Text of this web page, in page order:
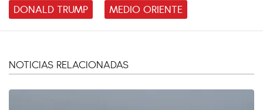
DONALD TRUMP
MEDIO ORIENTE
NOTICIAS RELACIONADAS